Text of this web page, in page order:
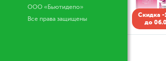
ООО «Бьютидепо»
Все права защищены
Скидка -
до